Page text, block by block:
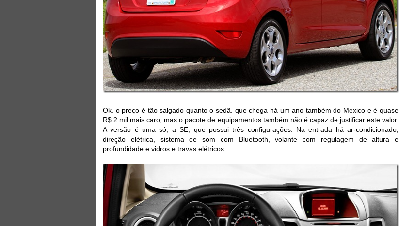
Ok, o preço é tão salgado quanto o sedã, que chega há um ano também do México e é quase
R$ 2 mil mais caro, mas o pacote de equipamentos também não é capaz de justificar este valor.
A versão é uma só, a SE, que possui três configurações. Na entrada há ar-condicionado,
direção elétrica, sistema de som com Bluetooth, volante com regulagem de altura e
profundidade e vidros e travas elétricos.